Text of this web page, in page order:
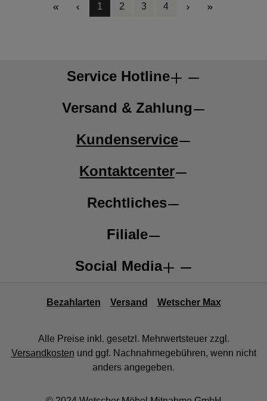
Seite
1
Seite
2
Seite
3
Seite
4
Service Hotline
Versand & Zahlung
Kundenservice
Kontaktcenter
Rechtliches
Filiale
Social Media
Bezahlarten Versand Wetscher Max
Alle Preise inkl. gesetzl. Mehrwertsteuer zzgl.
Versandkosten und ggf. Nachnahmegebühren, wenn nicht
anders angegeben.